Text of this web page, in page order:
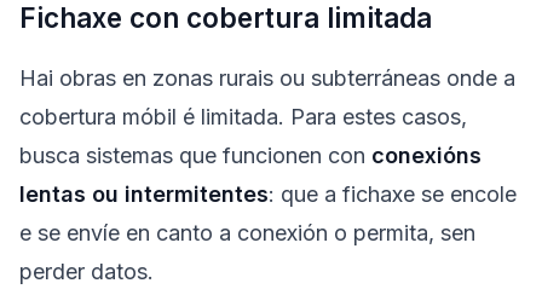
Fichaxe con cobertura limitada
Hai obras en zonas rurais ou subterráneas onde a
cobertura móbil é limitada. Para estes casos,
busca sistemas que funcionen con conexións
lentas ou intermitentes: que a fichaxe se encole
e se envíe en canto a conexión o permita, sen
perder datos.